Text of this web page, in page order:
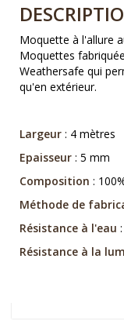
Moquette à l'allure
Moquettes
Weathersafe qui
qu'en extérieur.
Largeur : 4 mètres
Epaisseur : 5 mm
Composition :
Méthode de
Résistance à l'eau
Résistance à la